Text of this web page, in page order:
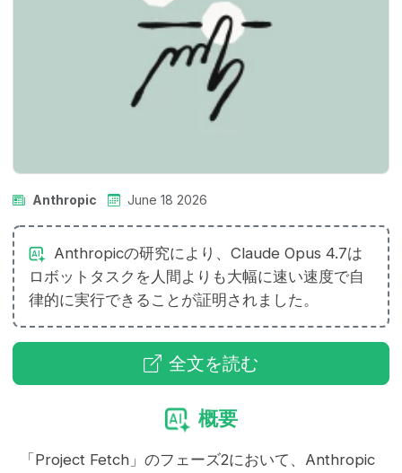
Anthropic June 18 2026
Anthropicの研究により、Claude Opus 4.7は
ロボットタスクを人間よりも大幅に速い速度で自
律的に実行できることが証明されました。
全文を読む
概要
「Project Fetch」のフェーズ2において、Anthropic